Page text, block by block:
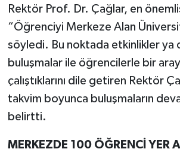
Rektör Prof. Dr. Çağlar, en
“Öğrenciyi Merkeze Alan
söyledi. Bu noktada etkinlikler ya
buluşmalar ile öğrencilerle bir
çalıştıklarını dile getiren Rektör
takvim boyunca buluşmaların
belirtti.
MERKEZDE 100 ÖĞRENCİ YER